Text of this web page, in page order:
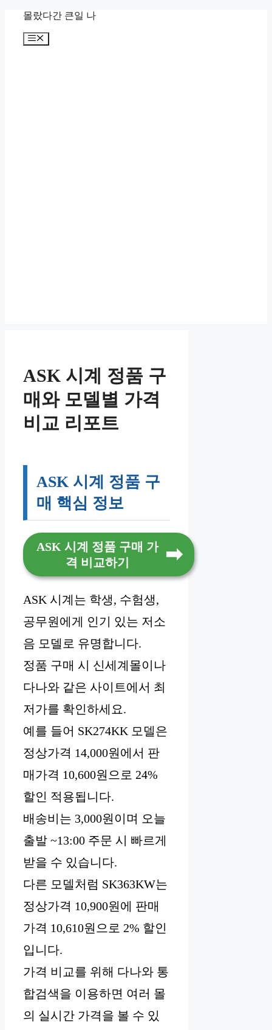
몰랐다간 큰일 나
메
ASK 시계 정품 구
매와 모델별 가격
비교 리포트
ASK 시계 정품 구
매 핵심 정보
ASK 시계 정품 구매 가
격 비교하기
ASK 시계는 학생, 수험생,
공무원에게 인기 있는 저소
음 모델로 유명합니다.
정품 구매 시 신세계몰이나
다나와 같은 사이트에서 최
저가를 확인하세요.
예를 들어 SK274KK 모델은
정상가격 14,000원에서 판
매가격 10,600원으로 24%
할인 적용됩니다.
배송비는 3,000원이며 오늘
출발 ~13:00 주문 시 빠르게
받을 수 있습니다.
다른 모델처럼 SK363KW는
정상가격 10,900원에 판매
가격 10,610원으로 2% 할인
입니다.
가격 비교를 위해 다나와 통
합검색을 이용하면 여러 몰
의 실시간 가격을 볼 수 있